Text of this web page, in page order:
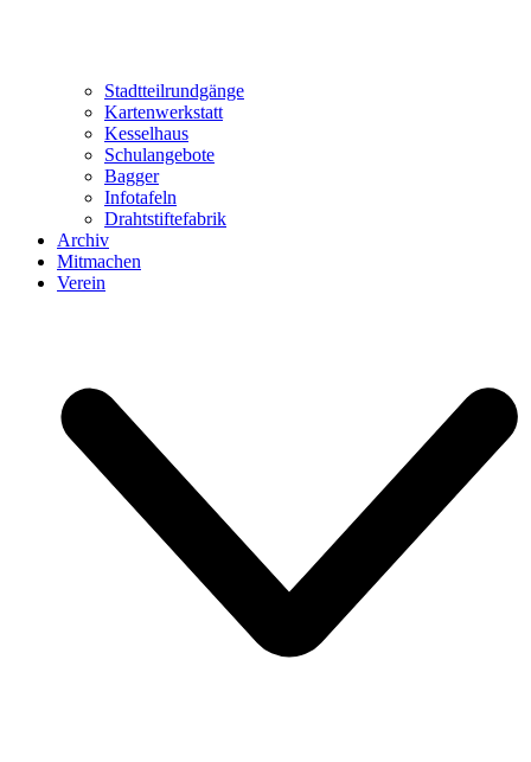
Stadtteilrundgänge
Kartenwerkstatt
Kesselhaus
Schulangebote
Bagger
Infotafeln
Drahtstiftefabrik
Archiv
Mitmachen
Verein